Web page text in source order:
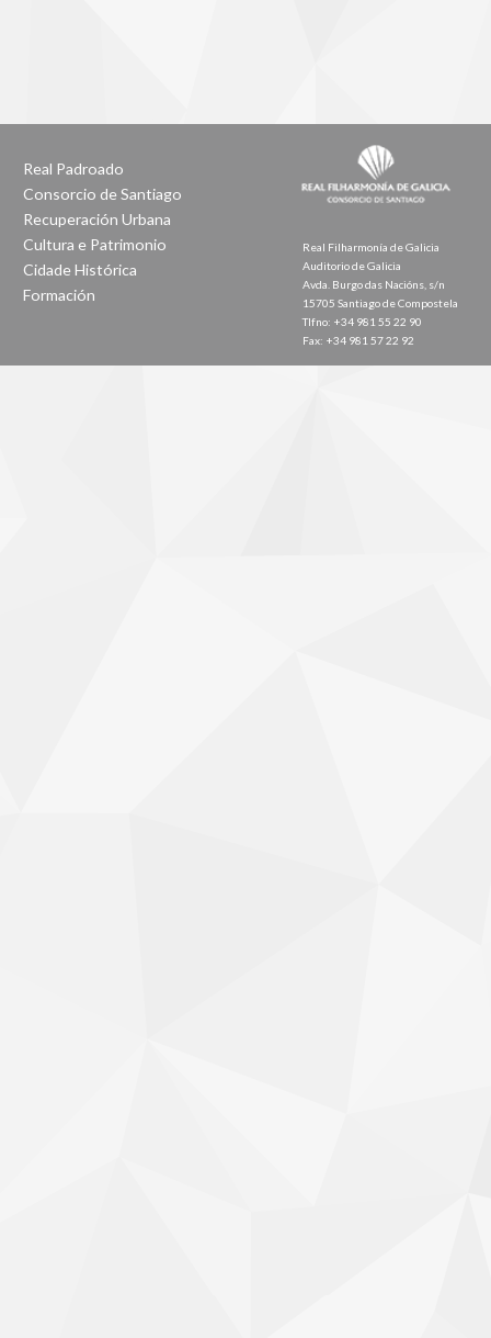
Real Padroado
Consorcio de Santiago
Recuperación Urbana
Cultura e Patrimonio
Cidade Histórica
Formación
Real Filharmonía de Galicia
Auditorio de Galicia
Avda. Burgo das Nacións, s/n
15705 Santiago de Compostela
Tlfno: +34 981 55 22 90
Fax: +34 981 57 22 92